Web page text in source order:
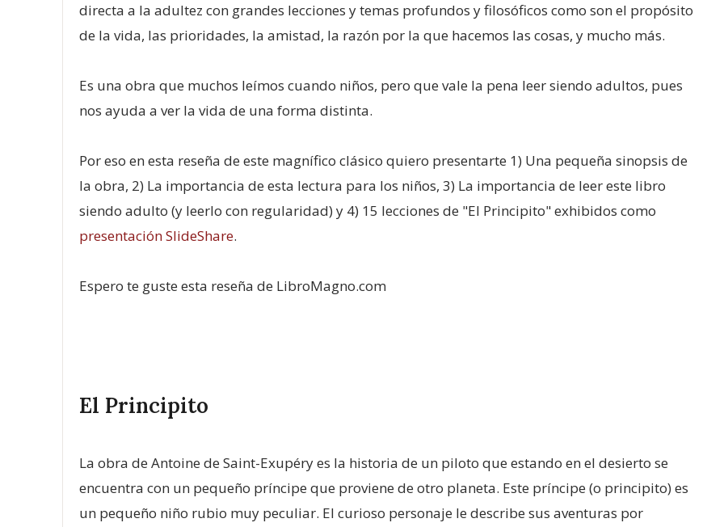
directa a la adultez con grandes lecciones y temas profundos y filosóficos como son el propósito
de la vida, las prioridades, la amistad, la razón por la que hacemos las cosas, y mucho más.
Es una obra que muchos leímos cuando niños, pero que vale la pena leer siendo adultos, pues
nos ayuda a ver la vida de una forma distinta.
Por eso en esta reseña de este magnífico clásico quiero presentarte 1) Una pequeña sinopsis de
la obra, 2) La importancia de esta lectura para los niños, 3) La importancia de leer este libro
siendo adulto (y leerlo con regularidad) y 4) 15 lecciones de "El Principito" exhibidos como
presentación SlideShare.
Espero te guste esta reseña de LibroMagno.com
El Principito
La obra de Antoine de Saint-Exupéry es la historia de un piloto que estando en el desierto se
encuentra con un pequeño príncipe que proviene de otro planeta. Este príncipe (o principito) es
un pequeño niño rubio muy peculiar. El curioso personaje le describe sus aventuras por